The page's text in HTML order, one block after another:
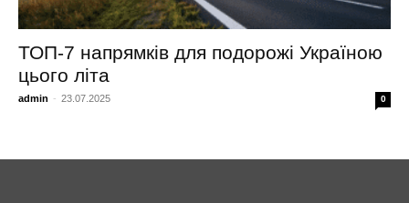
ТОП‑7 напрямків для подорожі Україною
цього літа
admin - 23.07.2025 0